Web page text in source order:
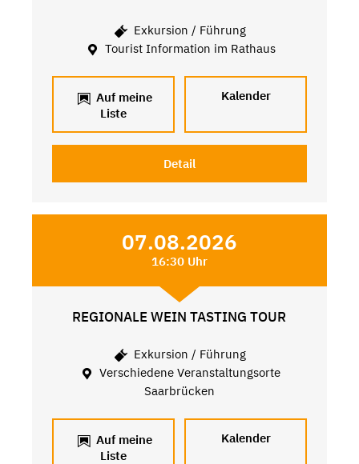
Exkursion / Führung
Tourist Information im Rathaus
Auf meine
Liste
Kalender
Detail
07.08.2026
16:30 Uhr
REGIONALE WEIN TASTING TOUR
Exkursion / Führung
Verschiedene Veranstaltungsorte
Saarbrücken
Auf meine
Liste
Kalender